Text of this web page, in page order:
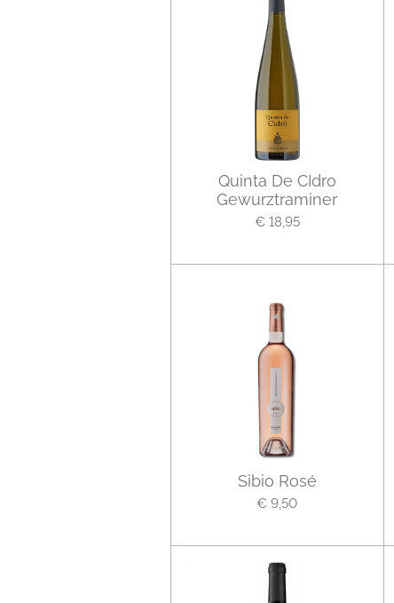
Quinta De CIdro
Gewurztraminer
€ 18,95
Sibio Rosé
€ 9,50